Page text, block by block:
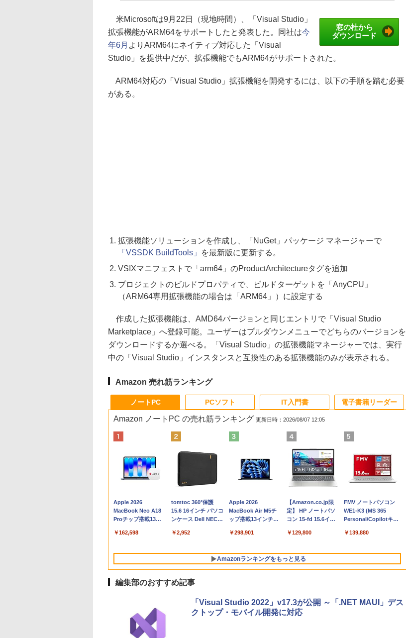
窓の杜から
ダウンロード
米Microsoftは9月22日（現地時間）、「Visual Studio」
拡張機能がARM64をサポートしたと発表した。同社は今
年6月 よりARM64にネイティブ対応した「Visual
Studio」を提供中だが、拡張機能でもARM64がサポートされた。
ARM64対応の「Visual Studio」拡張機能を開発するには、以下の手順を踏む必要
がある。
拡張機能ソリューションを作成し、「NuGet」パッケージ マネージャーで
「VSSDK BuildTools」
を最新版に更新する。
VSIXマニフェストで「arm64」のProductArchitectureタグを追加
プロジェクトのビルドプロパティで、ビルドターゲットを「AnyCPU」
（ARM64専用拡張機能の場合は「ARM64」）に設定する
作成した拡張機能は、AMD64バージョンと同じエントリで「Visual Studio
Marketplace」へ登録可能。ユーザーはプルダウンメニューでどちらのバージョンを
ダウンロードするか選べる。「Visual Studio」の拡張機能マネージャーでは、実行
中の「Visual Studio」インスタンスと互換性のある拡張機能のみが表示される。
Amazon 売れ筋ランキング
ノートPC
Amazon ノートPC の売れ筋ランキング 更新日時：2026/08/07 12:05
Apple 2026
MacBook Neo A18
Proチップ搭載13イ
AIとApple
Retinaディスプレ
512GB SSD、1080p
FaceTime HDカメ
ラ、Touch ID - イン
ンチMacBook
Neo(A18 Pro)|ダウン
￥162,598
tomtoc 360°保護
15.6 16インチ パソコ
ンケース Dell NEC
dynabook Lenovo
￥2,952
Apple 2026
MacBook Air M5チ
ップ搭載13インチノ
Apple Intelligence、
Retinaディスプレ
イ、24GBユニファイ
ドメモリ、1TB SSD
ド、Touch ID - ミッ
ドナイト
￥298,901
【Amazon.co.jp限
定】 HP ノートパソ
コン 15-fd 15.6イン
512GB SSD インテ
￥129,800
FMV ノートパソコン
WE1-K3 (MS 365
Personal/Copilotキー
型/Core i5/16GB/SSD
FMVWK3E15W_AZ
￥139,880
Amazonランキングをもっと見る
PCソフト IT入門書 電子書籍リーダー
編集部のおすすめ記事
「Visual Studio 2022」v17.3が公開 ～「.NET MAUI」デス
クトップ・モバイル開発に対応